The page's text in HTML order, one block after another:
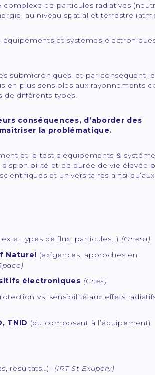
de particules radiatives
au niveau spatial et terrestre
et systèmes
submicroniques, et par conséquent
en plus sensibles aux rayonnements
de différents types.
conséquences, d’aborder des
la problématique.
et le test d’équipements &
et de durée de vie élevée
et universitaires ainsi
types de flux, particules…) (Onera)
Naturel (exigences, approches en
électroniques (Cnes)
vs. sensibilité aux effets
TNID (du composant à l’équipement)
résultats…)
(IRT St Exupéry)